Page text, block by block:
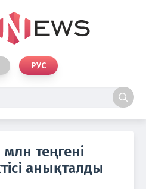
РУС
теңгені
анықталды